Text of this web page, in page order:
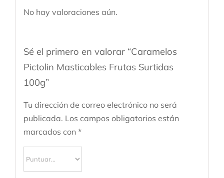
No hay valoraciones aún.
Sé el primero en valorar “Caramelos
Pictolin Masticables Frutas Surtidas
100g”
Tu dirección de correo electrónico no será
publicada. Los campos obligatorios están
marcados con *